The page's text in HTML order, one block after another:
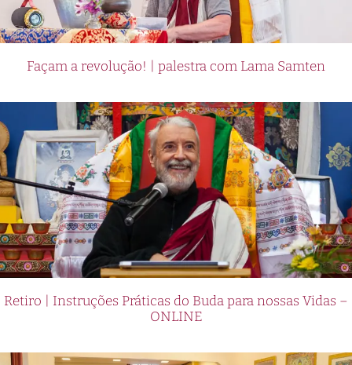
Façam a revolução! | palestra com Lama Samten
Retiro | Instruções Práticas do Buda para nossas Vidas –
ONLINE